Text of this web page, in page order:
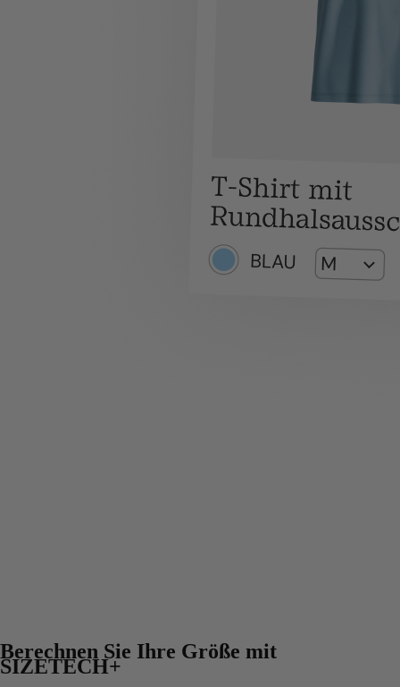
Berechnen Sie Ihre Größe mit
SIZETECH+